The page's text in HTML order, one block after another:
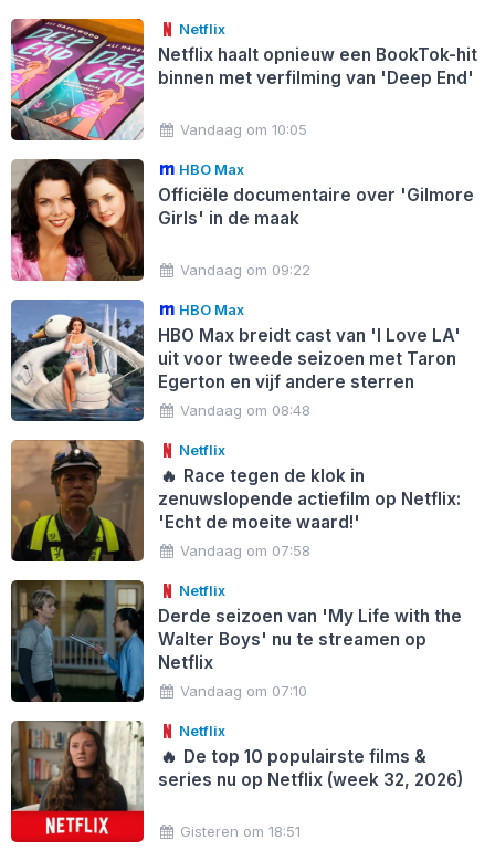
Netflix
Netflix haalt opnieuw een BookTok-hit
binnen met verfilming van 'Deep End'
Vandaag om 10:05
HBO Max
Officiële documentaire over 'Gilmore
Girls' in de maak
Vandaag om 09:22
HBO Max
HBO Max breidt cast van 'I Love LA'
uit voor tweede seizoen met Taron
Egerton en vijf andere sterren
Vandaag om 08:48
Netflix
🔥 Race tegen de klok in
zenuwslopende actiefilm op Netflix:
'Echt de moeite waard!'
Vandaag om 07:58
Netflix
Derde seizoen van 'My Life with the
Walter Boys' nu te streamen op
Netflix
Vandaag om 07:10
Netflix
🔥 De top 10 populairste films &
series nu op Netflix (week 32, 2026)
Gisteren om 18:51